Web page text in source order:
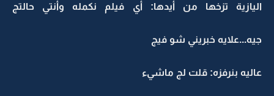
اليازية تزخها من أيدها: أي فيلم نكمله وأنتي حالتج
جيه...علايه خبريني شو فيج
عاليه بنرفزه: قلت لج ماشيء